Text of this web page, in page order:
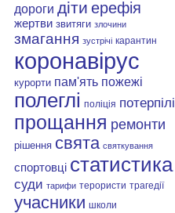
дороги діти ерефія
жертви звитяги злочини
змагання зустрічі карантин
коронавірус
курорти пам'ять пожежі
полеглі поліція потерпілі
прощання ремонти
рішення свята святкування
спортовці статистика
суди тарифи терористи трагедії
учасники школи